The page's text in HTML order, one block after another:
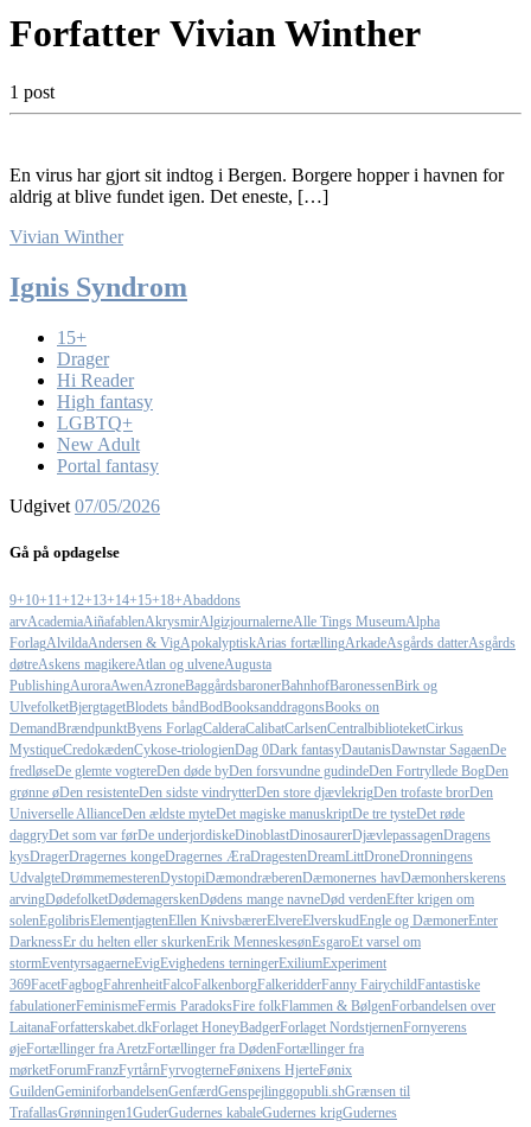
Forfatter Vivian Winther
1 post
En virus har gjort sit indtog i Bergen. Borgere hopper i havnen for
aldrig at blive fundet igen. Det eneste, […]
Vivian Winther
Ignis Syndrom
15+
Drager
Hi Reader
High fantasy
LGBTQ+
New Adult
Portal fantasy
Udgivet 07/05/2026
Gå på opdagelse
9+10+11+12+13+14+15+18+Abaddons
arvAcademiaAiñafablenAkrysmirAlgizjournalerneAlle Tings MuseumAlpha
ForlagAlvildaAndersen & VigApokalyptiskArias fortællingArkadeAsgårds datterAsgårds
døtreAskens magikereAtlan og ulveneAugusta
PublishingAuroraAwenAzroneBaggårdsbaronerBahnhofBaronessenBirk og
UlvefolketBjergtagetBlodets båndBodBooksanddragonsBooks on
DemandBrændpunktByens ForlagCalderaCalibatCarlsenCentralbiblioteketCirkus
MystiqueCredokædenCykose-triologienDag 0Dark fantasyDautanisDawnstar SagaenDe
fredløseDe glemte vogtereDen døde byDen forsvundne gudindeDen Fortryllede BogDen
grønne øDen resistenteDen sidste vindrytterDen store djævlekrigDen trofaste brorDen
Universelle AllianceDen ældste myteDet magiske manuskriptDe tre tysteDet røde
daggryDet som var førDe underjordiskeDinoblastDinosaurerDjævlepassagenDragens
kysDragerDragernes kongeDragernes ÆraDragestenDreamLittDroneDronningens
UdvalgteDrømmemesterenDystopiDæmondræberenDæmonernes havDæmonherskerens
arvingDødefolketDødemagerskenDødens mange navneDød verdenEfter krigen om
solenEgolibrisElementjagtenEllen KnivsbærerElvereElverskudEngle og DæmonerEnter
DarknessEr du helten eller skurkenErik MenneskesønEsgaroEt varsel om
stormEventyrsagaerneEvigEvighedens terningerExiliumExperiment
369FacetFagbogFahrenheitFalcoFalkenborgFalkeridderFanny FairychildFantastiske
fabulationerFeminismeFermis ParadoksFire folkFlammen & BølgenForbandelsen over
LaitanaForfatterskabet.dkForlaget HoneyBadgerForlaget NordstjernenFornyerens
øjeFortællinger fra AretzFortællinger fra DødenFortællinger fra
mørketForumFranzFyrtårnFyrvogterneFønixens HjerteFønix
GuildenGeminiforbandelsenGenfærdGenspejlinggopubli.shGrænsen til
TrafallasGrønningen1GuderGudernes kabaleGudernes krigGudernes